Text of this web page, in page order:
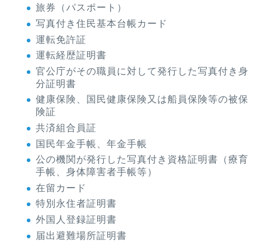
旅券（パスポート）
写真付き住民基本台帳カード
運転免許証
運転経歴証明書
官公庁がその職員に対して発行した写真付き身
分証明書
健康保険、国民健康保険又は船員保険等の被保
険証
共済組合員証
国民年金手帳、年金手帳
公の機関が発行した写真付き資格証明書（療育
手帳、身体障害者手帳等）
在留カード
特別永住者証明書
外国人登録証明書
届出避難場所証明書